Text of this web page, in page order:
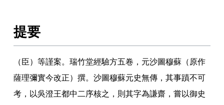
提要
（臣）等謹案。瑞竹堂經驗方五卷 ， 元沙圖穆蘇（原作
薩理彌實今改正）撰。沙圖穆蘇元史無傳 ，其事蹟不可
考 ， 以吳澄王都中二序核之 ， 則其字為謙齋 ，嘗以御史